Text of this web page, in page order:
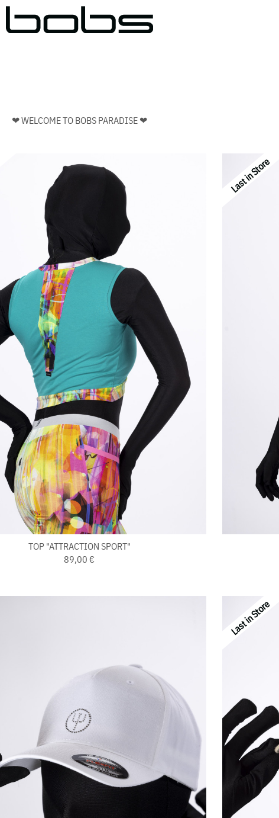
❤ WELCOME TO BOBS PARADISE ❤
TOP "ATTRACTION SPORT"
89,00 €
Last in Store
Last in Store